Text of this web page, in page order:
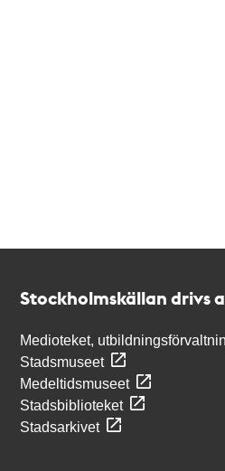
Stockholmskällan drivs
Medioteket,
Stadsmuseet
Medeltidsmuseet
Stadsbiblioteket
Stadsarkivet